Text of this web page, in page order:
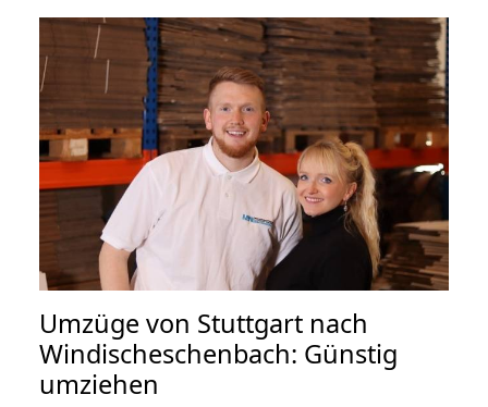
Umzüge von Stuttgart nach
Windischeschenbach: Günstig
umziehen